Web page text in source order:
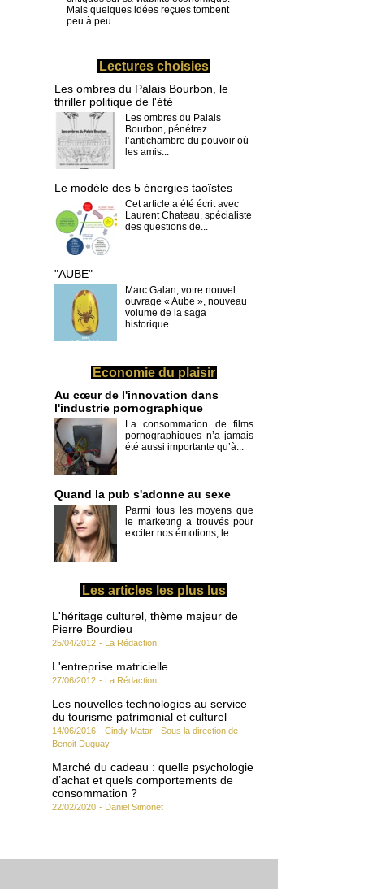
Mais quelques idées reçues tombent
peu à peu....
Lectures choisies
Les ombres du Palais Bourbon, le
thriller politique de l'été
Les ombres du Palais
Bourbon, pénétrez
l’antichambre du pouvoir où
les amis...
Le modèle des 5 énergies taoïstes
Cet article a été écrit avec
Laurent Chateau, spécialiste
des questions de...
"AUBE"
Marc Galan, votre nouvel
ouvrage « Aube », nouveau
volume de la saga
historique...
Economie du plaisir
Au cœur de l'innovation dans
l'industrie pornographique
La consommation de films
pornographiques n’a jamais
été aussi importante qu’à...
Quand la pub s'adonne au sexe
Parmi tous les moyens que
le marketing a trouvés pour
exciter nos émotions, le...
Les articles les plus lus
L'héritage culturel, thème majeur de
Pierre Bourdieu
25/04/2012 - La Rédaction
L'entreprise matricielle
27/06/2012 - La Rédaction
Les nouvelles technologies au service
du tourisme patrimonial et culturel
14/06/2016 - Cindy Matar - Sous la direction de
Benoit Duguay
Marché du cadeau : quelle psychologie
d’achat et quels comportements de
consommation ?
22/02/2020 - Daniel Simonet